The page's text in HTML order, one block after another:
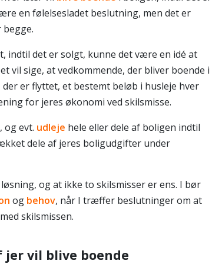
en følelsesladet beslutning, men det er
indtil det er solgt, kunne det være en idé at
vil sige, at vedkommende, der bliver boende i
er flyttet, et bestemt beløb i husleje hver
for jeres økonomi ved skilsmisse.
og evt. udleje hele eller dele af boligen indtil
dele af jeres boligudgifter under
og at ikke to skilsmisser er ens. I bør
og behov, når I træffer beslutninger om at
skilsmissen.
jer vil blive boende